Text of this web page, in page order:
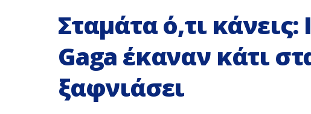
Σταμάτα ό,τι
Gaga έκαναν κάτι
ξαφνιάσει